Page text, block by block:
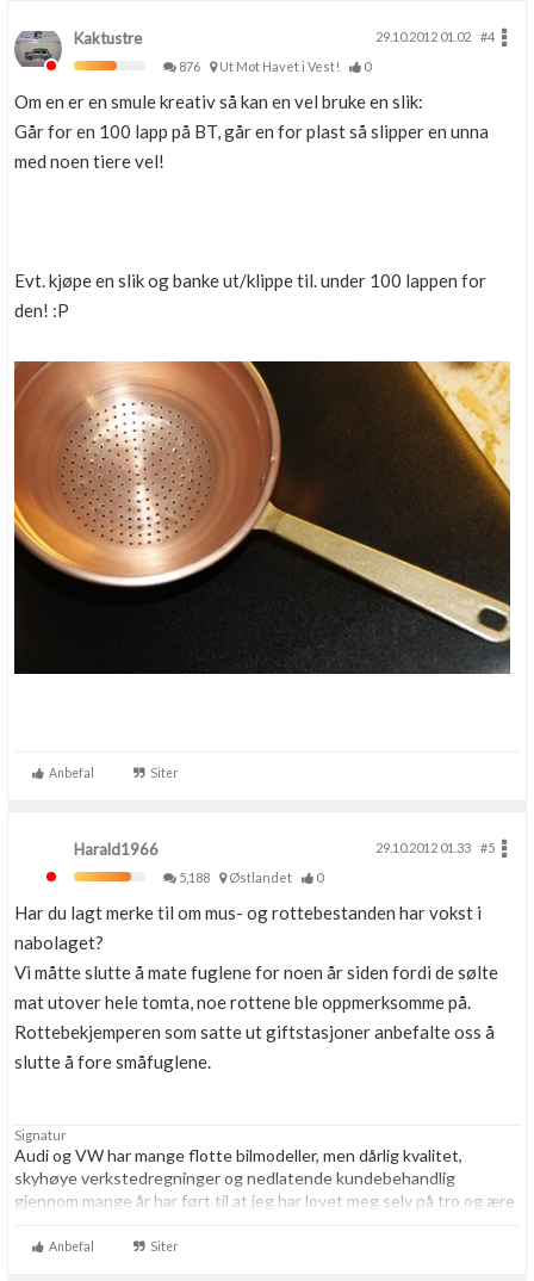
Kaktustre 29.10.2012 01.02
#4
876
Ut Mot Havet i Vest! 0
Om en er en smule kreativ så kan en vel bruke en slik:
Går for en 100 lapp på BT, går en for plast så slipper en unna
med noen tiere vel!
Evt. kjøpe en slik og banke ut/klippe til. under 100 lappen for
den! :P
Anbefal Siter
Harald1966 29.10.2012 01.33
#5
5,188
Østlandet 0
Har du lagt merke til om mus- og rottebestanden har vokst i
nabolaget?
Vi måtte slutte å mate fuglene for noen år siden fordi de sølte
mat utover hele tomta, noe rottene ble oppmerksomme på.
Rottebekjemperen som satte ut giftstasjoner anbefalte oss å
slutte å fore småfuglene.
Signatur
Audi og VW har mange flotte bilmodeller, men dårlig kvalitet,
skyhøye verkstedregninger og nedlatende kundebehandlig
gjennom mange år har ført til at jeg har lovet meg selv på tro og ære
Aldri.Anbefal Siter